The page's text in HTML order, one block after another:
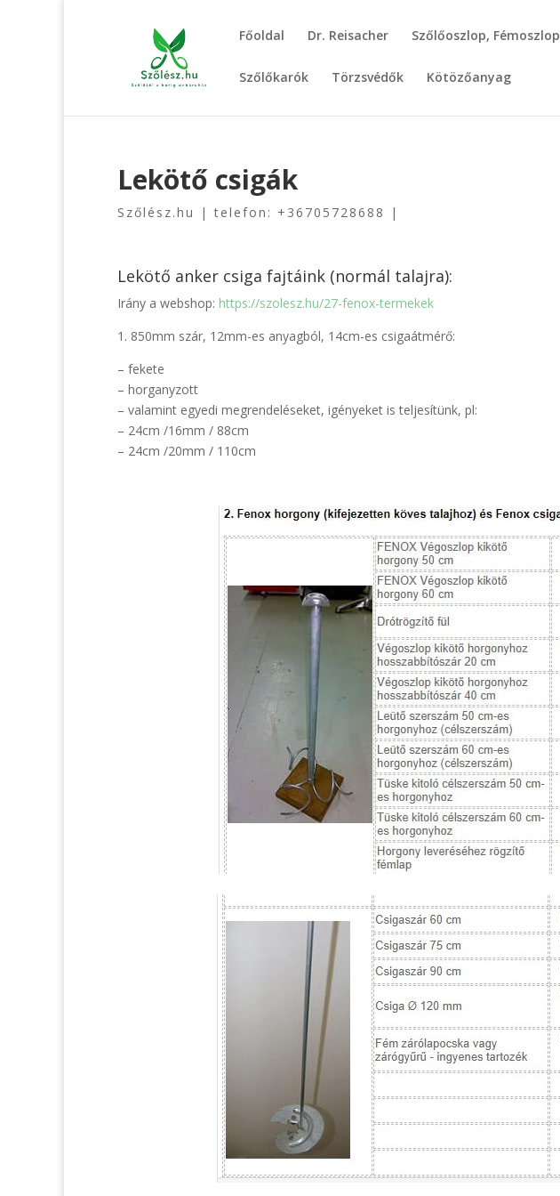
Főoldal Dr. Reisacher Szőlőoszlop, Fémoszlop
Szőlőkarók Törzsvédők Kötözőanyag
Lekötő csigák
Szőlész.hu | telefon: +36705728688 |
Lekötő anker csiga fajtáink (normál talajra):
Irány a webshop: https://szolesz.hu/27-fenox-termekek
1. 850mm szár, 12mm-es anyagból, 14cm-es csigaátmérő:
– fekete
– horganyzott
– valamint egyedi megrendeléseket, igényeket is teljesítünk, pl:
– 24cm /16mm / 88cm
– 24cm /20mm / 110cm